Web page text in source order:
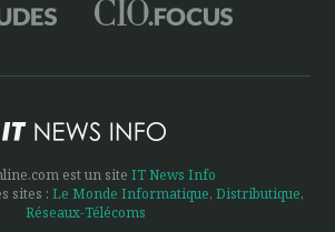
est un site IT News Info
sites : Le Monde Informatique, Distributique,
Réseaux-Télécoms